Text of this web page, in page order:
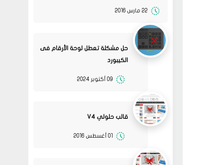
22 مارس 2016
حل مشكلة تعطل لوحة الأرقام فى
الكيبورد
09 أكتوبر 2024
قالب حلولي V4
01 أغسطس 2016
02 2022